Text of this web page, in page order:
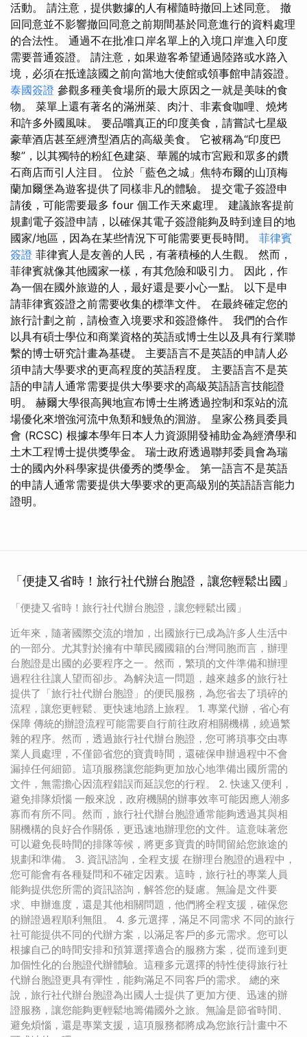
活動。 請注意，提供數據的人有權隨時撤回上述同意。 撤
回同意並不影響撤回同意之前期間基於同意進行的資料處理
的合法性。 通過不在批准口岸名單上的入境口岸進入印度
需要普通簽證。 請注意，如果遊客希望通過陸路或水路入
境，必須在抵達該國之前向當地大使館或領事館申請簽證。
泰國簽證 參觀多種美食場所的最大原因之一就是美味的食
物。 菜單上還有著名的滿洲菜、肉汁、非素食咖哩、燒烤
和許多外國風味。 要品嚐真正的印度美食，請嘗試七星級
豪華酒店甚至經濟型酒店的高級美食。 它被稱為“印度巴
黎”，以其獨特的粉紅色建築、華麗的城市宮殿和眾多的鑽
石商店而引人注目。 位於「藍色之城」焦特布爾的山頂梅
蘭加爾堡為遊客提供了同樣非凡的體驗。 提交電子簽證申
請後，可能需要最多 four 個工作天來處理。 建議旅客提前
規劃電子簽證申請，以確保其電子簽證能夠及時到達目的地
國家/地區，因為在某些情況下可能需要更長時間。 菲律賓
簽證 菲律賓人是友善的人民，有著積極的人生觀。 然而，
菲律賓就像其他國家一樣，有其危險和吸引力。 因此，作
為一個在國外旅遊的人，最好還是要小心一點。 以下是申
請菲律賓簽證之前需要收集的標準文件。 在最終確定您的
旅行計劃之前，請檢查入境要求和簽證條件。 我們的合作
以具有碩士學位和商業資格的英語或博士生以及具有行業聯
繫的博士研究計畫為基礎。 主要語言不是英語的申請人必
須申請大學要求的更高程度的英語程度。 主要語言不是英
語的申請人通常需要提供大學要求的高級英語語言技能證
明。 赫爾大學很高興地宣布博士生將透過控制和泵站的流
場優化來增強河流中魚類和鰻魚的洄游。 皇家公務員委員
會 (RCSC) 根據本學年日本人力資源開發補助金為經濟學和
土木工程博士提供獎學金。 瑞士政府透過聯邦委員會為瑞
士的國內外科學家提供優秀的獎學金。 第一語言不是英語
的申請人通常需要提供大學要求的更高級別的英語語言能力
證明。
「便捷又省時！旅行社代辦台胞證，讓您輕鬆出國」
「便捷又省時！旅行社代辦台胞證，讓您輕鬆出國」
近年來，隨著國際交流的增加，出國旅行已成為許多人生活中
的一部分。尤其對於擁有中華民國國籍的台灣同胞而言，辦理
台胞證是出國的必要程序之一。然而，繁瑣的文件準備和辦理
過程往往讓人望而卻步。為解決這一問題，越來越多的旅行社
提供了「旅行社代辦台胞證」的便民服務，為您省去了瑣碎的
流程，讓您更輕鬆、更快速地踏上旅程。 1. 專業代辦，省心有
保障 傳統的辦證流程可能需要自行前往政府相關機構，繞過繁
雜的程序。然而，透過旅行社代辦台胞證，您可將瑣事交由專
業人員處理，不僅節省您的寶貴時間，還確保申辦過程中不會
漏掉任何細節。這項服務讓您能夠更加放心地準備出國所需的
文件，無需擔心因流程錯誤而延誤您的行程。 2. 快速又便利，
避免排隊煩惱 一般來說，政府機關的辦事效率可能因應人潮多
寡而有所不同。然而，旅行社代辦台胞證通常能夠透過其與相
關機構的良好合作關係，更迅速地辦理您的文件。這意味著您
可以避免長時間的排隊等候，將更多寶貴的時間留給您旅途的
規劃和準備。 3. 資訊諮詢，全程支援 在辦理台胞證的過程中，
您可能會有各種疑問和不確定因素。這時，旅行社的專業人員
能夠提供您所需的資訊諮詢，解答您的疑慮。無論是文件要
求、申辦進度，還是其他相關問題，他們將全程支援，確保您
的辦證過程順利無阻。 4. 多元選擇，滿足不同需求 不同的旅行
社可能提供不同的代辦方案，以滿足客戶的多元需求。您可以
根據自己的時間安排和預算選擇適合的服務方案，從而達到更
加個性化的台胞證代辦體驗。這種多元選擇的特性使得旅行社
代辦台胞證更具有彈性，能夠滿足不同客戶的需求。 總的來
說，旅行社代辦台胞證為出國人士提供了更加方便、迅速的辦
證服務，讓您能夠更輕鬆地籌備國外之旅。無論是節省時間、
避免煩惱，還是專業支援，這項服務都將成為您旅行計畫中不